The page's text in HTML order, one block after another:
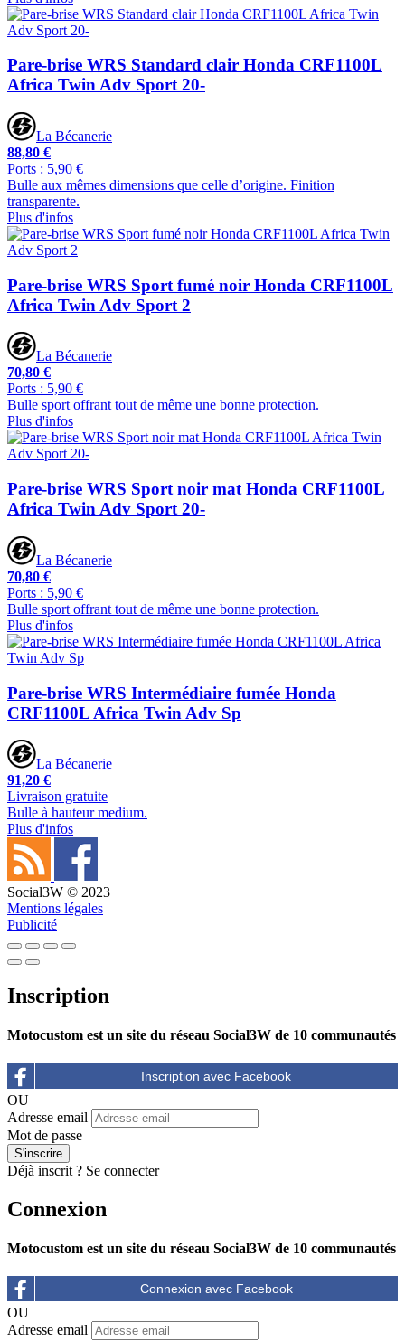
Pare-brise WRS Standard clair Honda CRF1100L
Africa Twin Adv Sport 20-
La Bécanerie
88,80 €
Ports : 5,90 €
Bulle aux mêmes dimensions que celle d’origine. Finition
transparente.
Plus d'infos
Pare-brise WRS Sport fumé noir Honda CRF1100L
Africa Twin Adv Sport 2
La Bécanerie
70,80 €
Ports : 5,90 €
Bulle sport offrant tout de même une bonne protection.
Plus d'infos
Pare-brise WRS Sport noir mat Honda CRF1100L
Africa Twin Adv Sport 20-
La Bécanerie
70,80 €
Ports : 5,90 €
Bulle sport offrant tout de même une bonne protection.
Plus d'infos
Pare-brise WRS Intermédiaire fumée Honda
CRF1100L Africa Twin Adv Sp
La Bécanerie
91,20 €
Livraison gratuite
Bulle à hauteur medium.
Plus d'infos
Social3W © 2023
Mentions légales
Publicité
Inscription
Motocustom est un site du réseau Social3W de 10 communautés
OU
Adresse email
Mot de passe
Déjà inscrit ? Se connecter
Connexion
Motocustom est un site du réseau Social3W de 10 communautés
OU
Adresse email